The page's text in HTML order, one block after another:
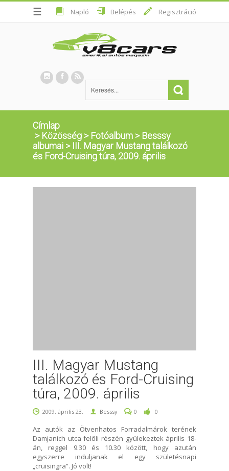
☰ Napló Belépés Regisztráció
Címlap
> Közösség > Fotóalbum > Besssy
albumai > III. Magyar Mustang találkozó
és Ford-Cruising túra, 2009. április
III. Magyar Mustang
találkozó és Ford-Cruising
túra, 2009. április
2009. április 23. Besssy 0 0
Az autók az Ötvenhatos Forradalmárok terének
Damjanich utca felőli részén gyülekeztek április 18-
án, reggel 9.30 és 10.30 között, hogy azután
egyszerre induljanak el egy születésnapi
„cruisingra”. Jó volt!